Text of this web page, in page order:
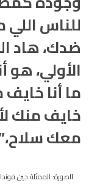
للناس
ضدك، هاد
الأولي،
ما أنا
خايف منك
معك
الصورة: الممثلة جين فوندا